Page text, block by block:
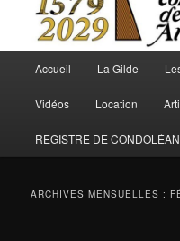
Accueil La Gilde
Vidéos Location
REGISTRE DE
ARCHIVES MENSUELLES :